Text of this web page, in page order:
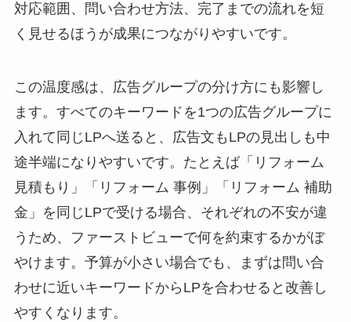
対応範囲、問い合わせ方法、完了までの流れを短
く見せるほうが成果につながりやすいです。
この温度感は、広告グループの分け方にも影響し
ます。すべてのキーワードを1つの広告グループに
入れて同じLPへ送ると、広告文もLPの見出しも中
途半端になりやすいです。たとえば「リフォーム
見積もり」「リフォーム 事例」「リフォーム 補助
金」を同じLPで受ける場合、それぞれの不安が違
うため、ファーストビューで何を約束するかがぼ
やけます。予算が小さい場合でも、まずは問い合
わせに近いキーワードからLPを合わせると改善し
やすくなります。